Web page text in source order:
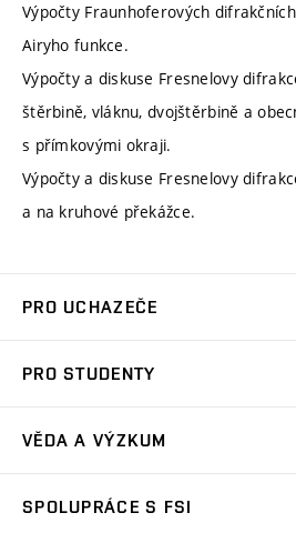
Výpočty Fraunhoferových
Airyho funkce.
Výpočty a diskuse Fresnelovy
štěrbině, vláknu, dvojštěrbině a
s přímkovými okraji.
Výpočty a diskuse Fresnelovy
a na kruhové překážce.
PRO UCHAZEČE
Ambasadoři studia
Zápisy
PRO STUDENTY
Studijní předpisy
VĚDA A VÝZKUM
SPOLUPRÁCE S FSI